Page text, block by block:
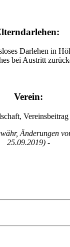
Darlehen in
bei Austritt
Verein:
Vereinsbeitrag
Änderungen
25.09.2019) -